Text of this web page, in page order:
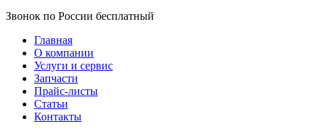
Звонок по России бесплатный
Главная
О компании
Услуги и сервис
Запчасти
Прайс-листы
Статьи
Контакты